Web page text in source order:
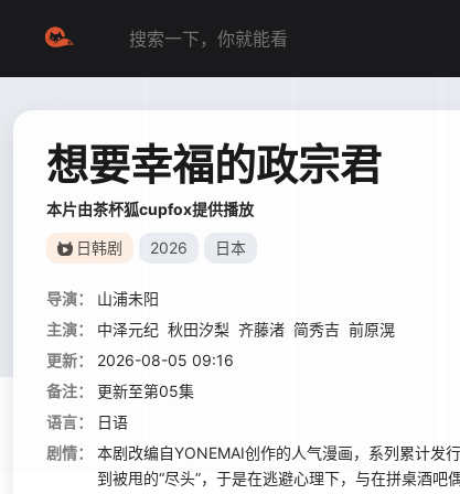
想要幸福的政宗君
本片由茶杯狐cupfox提供播放
日韩剧 2026 日本
导演：
山浦未阳
主演：
中泽元纪 秋田汐梨 齐藤渚 简秀吉 前原滉
更新：
2026-08-05 09:16
备注：
更新至第05集
语言：
日语
剧情：
本剧改编自YONEMAI创作的人气漫画，系列累计发
到被甩的“尽头”，于是在逃避心理下，与在拼桌酒